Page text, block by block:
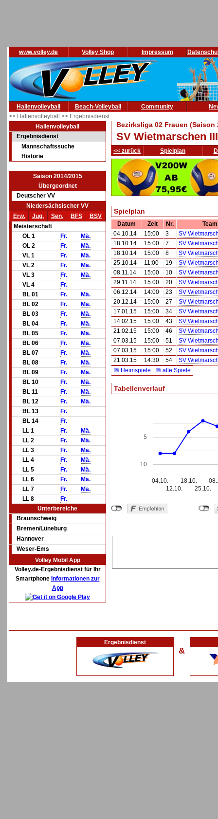
www.volley.de Volley Shop Impressum
Hallenvolleyball Beach-Volleyball Community
>> Hallenvolleyball >> Ergebnisdienst
Hallenvolleyball
Ergebnisdienst
Mannschaftssuche
Historie
Saison 2014/2015
Übergeordnet
Deutscher VV
Niedersächsischer VV
Erw.
Jug. Sen. BFS
BSV
Meisterschaft
OL 1
Fr.
Mä.
OL 2
Fr.
Mä.
VL 1
Fr.
Mä.
VL 2
Fr.
Mä.
VL 3
Fr.
Mä.
VL 4
Fr.
BL 01
Fr.
Mä.
BL 02
Fr.
Mä.
BL 03
Fr.
Mä.
BL 04
Fr.
Mä.
BL 05
Fr.
Mä.
BL 06
Fr.
Mä.
BL 07
Fr.
Mä.
BL 08
Fr.
Mä.
BL 09
Fr.
Mä.
BL 10
Fr.
Mä.
BL 11
Fr.
Mä.
BL 12
Fr.
Mä.
BL 13
Fr.
BL 14
Fr.
LL 1
Fr.
Mä.
LL 2
Fr.
Mä.
LL 3
Fr.
Mä.
LL 4
Fr.
Mä.
LL 5
Fr.
Mä.
LL 6
Fr.
Mä.
LL 7
Fr.
Mä.
LL 8
Fr.
Unterbereiche
Braunschweig
Bremen/Lüneburg
Hannover
Weser-Ems
Volley Mobil App
Volley.de-Ergebnisdienst für Ihr
Smartphone Informationen zur
App
Bezirksliga 02 Frauen (Saison
SV Wietmarschen III
<< zurück Spielplan
Spielplan
Datum Zeit Nr.
04.10.14
15:00 3
SV
18.10.14
15:00 7
SV
18.10.14
15:00 8
SV
25.10.14
11:00 19
SV
08.11.14
15:00 10
SV
29.11.14
15:00 20
SV
06.12.14
14:00 23
SV
20.12.14
15:00 27
SV
17.01.15
15:00 34
SV
14.02.15
15:00 43
SV
21.02.15
15:00 46
SV
07.03.15
15:00 51
SV
07.03.15
15:00 52
SV
21.03.15
14:30 54
SV
📅 Heimspiele
📅 alle Spiele
Tabellenverlauf
04.10.
12.10.
18.10.
25.10.
5
10
Ergebnisdienst
&